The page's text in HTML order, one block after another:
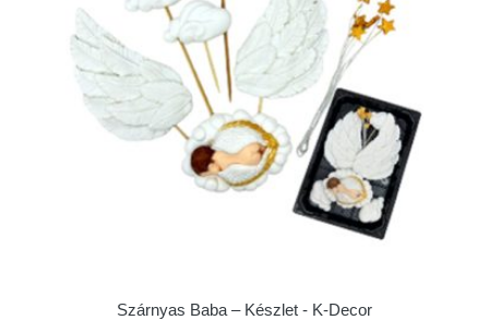
Szárnyas Baba – Készlet - K-Decor